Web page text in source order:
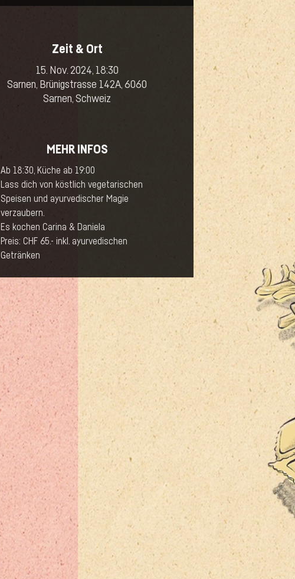
Zeit & Ort
15. Nov. 2024, 18:30
Sarnen, Brünigstrasse 142A, 6060
Sarnen, Schweiz
MEHR INFOS
Ab 18:30, Küche ab 19:00
Lass dich von köstlich vegetarischen
Speisen und ayurvedischer Magie
verzaubern.
Es kochen Carina & Daniela
Preis: CHF 65.- inkl. ayurvedischen
Getränken